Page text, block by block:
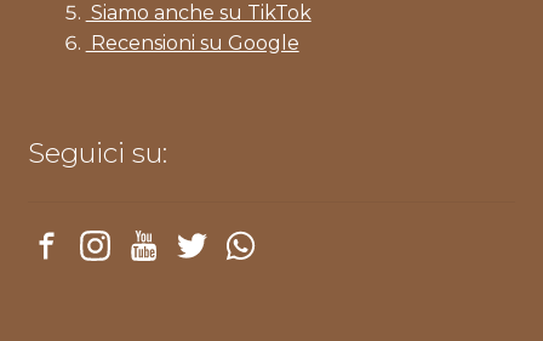
Siamo anche su TikTok
Recensioni su Google
Seguici su: